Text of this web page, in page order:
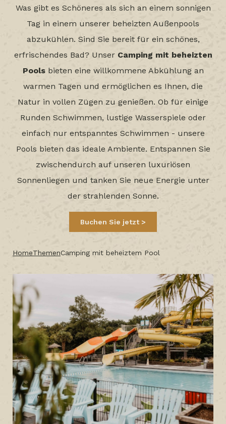
Was gibt es Schöneres als sich an einem sonnigen
Tag in einem unserer beheizten Außenpools
abzukühlen. Sind Sie bereit für ein schönes,
erfrischendes Bad? Unser Camping mit beheizten
Poolsbieten eine willkommene Abkühlung an
warmen Tagen und ermöglichen es Ihnen, die
Natur in vollen Zügen zu genießen. Ob für einige
Runden Schwimmen, lustige Wasserspiele oder
einfach nur entspanntes Schwimmen - unsere
Pools bieten das ideale Ambiente. Entspannen Sie
zwischendurch auf unseren luxuriösen
Sonnenliegen und tanken Sie neue Energie unter
der strahlenden Sonne.
Buchen Sie jetzt
HomeThemenCamping mit beheiztem Pool